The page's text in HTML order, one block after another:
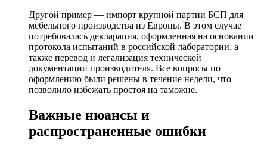
Другой пример — импорт крупной партии БСП для
мебельного производства из Европы. В этом случае
потребовалась декларация, оформленная на основании
протокола испытаний в российской лаборатории, а
также перевод и легализация технической
документации производителя. Все вопросы по
оформлению были решены в течение недели, что
позволило избежать простоя на таможне.
Важные нюансы и
распространенные ошибки